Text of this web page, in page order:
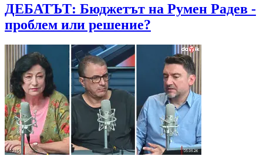
ДЕБАТЪТ: Бюджетът на Румен Радев -
проблем или решение?